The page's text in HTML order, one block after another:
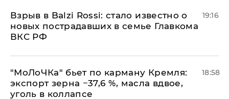
Взрыв в Balzi Rossi: стало известно о
новых пострадавших в семье Главкома
ВКС РФ
19:16
​"МоЛоЧКа" бьет по карману Кремля:
экспорт зерна −37,6 %, масла вдвое,
уголь в коллапсе
18:58